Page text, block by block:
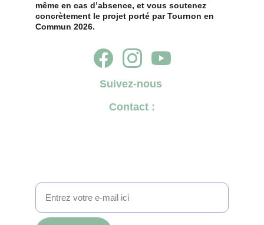
même en cas d’absence, et vous soutenez
concrètement le projet porté par Tournon en
Commun 2026.
Contact :
Suivez-nous